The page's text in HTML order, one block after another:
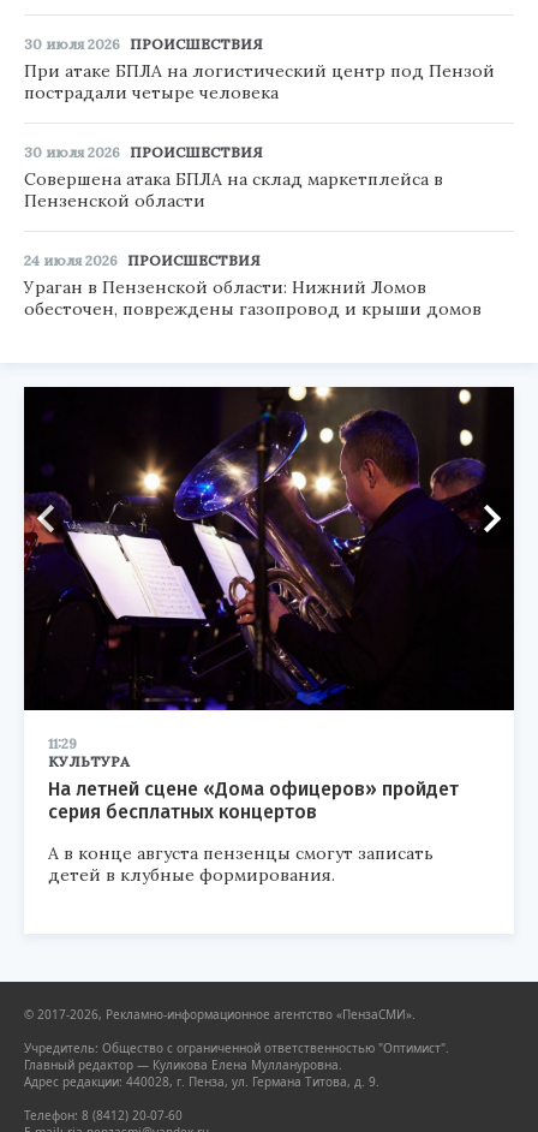
30 июля 2026 ПРОИСШЕСТВИЯ
При атаке БПЛА на логистический центр под Пензой
пострадали четыре человека
30 июля 2026 ПРОИСШЕСТВИЯ
Совершена атака БПЛА на склад маркетплейса в
Пензенской области
24 июля 2026 ПРОИСШЕСТВИЯ
Ураган в Пензенской области: Нижний Ломов
обесточен, повреждены газопровод и крыши домов
11:29
КУЛЬТУРА
На летней сцене «Дома офицеров» пройдет
серия бесплатных концертов
А в конце августа пензенцы смогут записать
детей в клубные формирования.
© 2017-2026, Рекламно-информационное агентство «ПензаСМИ».
Учредитель: Общество с ограниченной ответственностью "Оптимист".
Главный редактор — Куликова Елена Муллануровна.
Адрес редакции: 440028, г. Пенза, ул. Германа Титова, д. 9.
Телефон: 8 (8412) 20-07-60